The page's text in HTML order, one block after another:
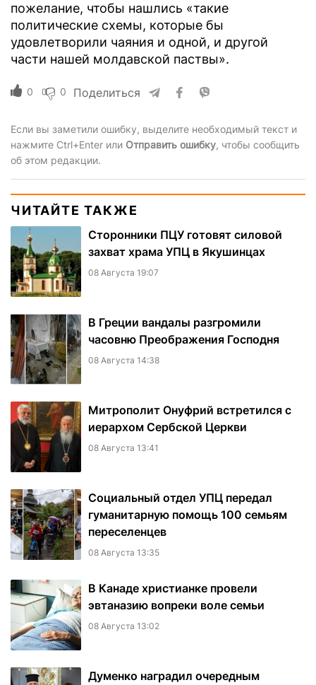
пожелание, чтобы нашлись «такие
политические схемы, которые бы
удовлетворили чаяния и одной, и другой
части нашей молдавской паствы».
0 0 Поделиться
Если вы заметили ошибку, выделите необходимый текст и
нажмите Ctrl+Enter или Отправить ошибку, чтобы сообщить
об этом редакции.
ЧИТАЙТЕ ТАКЖЕ
Сторонники ПЦУ готовят силовой
захват храма УПЦ в Якушинцах
08 Августа 19:07
В Греции вандалы разгромили
часовню Преображения Господня
08 Августа 14:38
Митрополит Онуфрий встретился с
иерархом Сербской Церкви
08 Августа 13:41
Социальный отдел УПЦ передал
гуманитарную помощь 100 семьям
переселенцев
08 Августа 13:35
В Канаде христианке провели
эвтаназию вопреки воле семьи
08 Августа 13:02
Думенко наградил очередным